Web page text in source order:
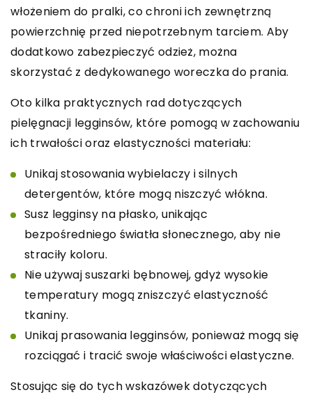
włożeniem do pralki, co chroni ich zewnętrzną
powierzchnię przed niepotrzebnym tarciem. Aby
dodatkowo zabezpieczyć odzież, można
skorzystać z dedykowanego woreczka do prania.
Oto kilka praktycznych rad dotyczących
pielęgnacji legginsów, które pomogą w zachowaniu
ich trwałości oraz elastyczności materiału:
Unikaj stosowania wybielaczy i silnych
detergentów, które mogą niszczyć włókna.
Susz legginsy na płasko, unikając
bezpośredniego światła słonecznego, aby nie
straciły koloru.
Nie używaj suszarki bębnowej, gdyż wysokie
temperatury mogą zniszczyć elastyczność
tkaniny.
Unikaj prasowania legginsów, ponieważ mogą się
rozciągać i tracić swoje właściwości elastyczne.
Stosując się do tych wskazówek dotyczących